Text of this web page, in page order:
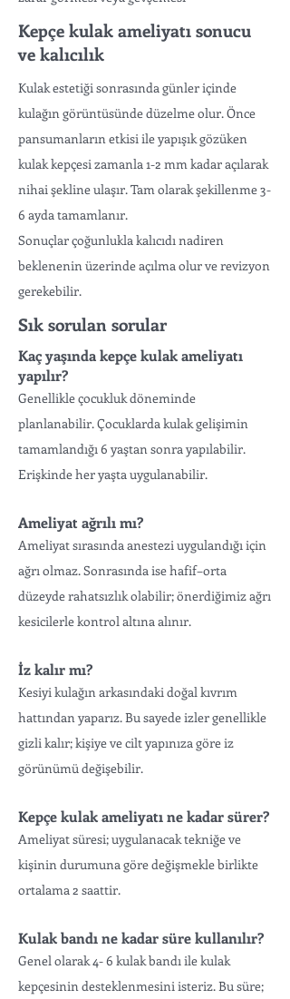
Kepçe kulak ameliyatı sonucu
ve kalıcılık
Kulak estetiği sonrasında günler içinde
kulağın görüntüsünde düzelme olur. Önce
pansumanların etkisi ile yapışık gözüken
kulak kepçesi zamanla 1-2 mm kadar açılarak
nihai şekline ulaşır. Tam olarak şekillenme 3-
6 ayda tamamlanır.
Sonuçlar çoğunlukla kalıcıdı nadiren
beklenenin üzerinde açılma olur ve revizyon
gerekebilir.
Sık sorulan sorular
Kaç yaşında kepçe kulak ameliyatı
yapılır?
Genellikle çocukluk döneminde
planlanabilir. Çocuklarda kulak gelişimin
tamamlandığı 6 yaştan sonra yapılabilir.
Erişkinde her yaşta uygulanabilir.
Ameliyat ağrılı mı?
Ameliyat sırasında anestezi uygulandığı için
ağrı olmaz. Sonrasında ise hafif–orta
düzeyde rahatsızlık olabilir; önerdiğimiz ağrı
kesicilerle kontrol altına alınır.
İz kalır mı?
Kesiyi kulağın arkasındaki doğal kıvrım
hattından yaparız. Bu sayede izler genellikle
gizli kalır; kişiye ve cilt yapınıza göre iz
görünümü değişebilir.
Kepçe kulak ameliyatı ne kadar sürer?
Ameliyat süresi; uygulanacak tekniğe ve
kişinin durumuna göre değişmekle birlikte
ortalama 2 saattir.
Kulak bandı ne kadar süre kullanılır?
Genel olarak 4- 6 kulak bandı ile kulak
kepçesinin desteklenmesini isteriz. Bu süre;